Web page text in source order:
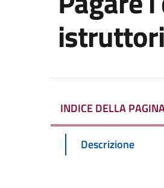
INDICE DELLA
Descrizione